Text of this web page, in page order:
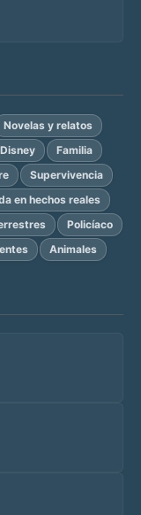
Novelas y relatos
Familia
Supervivencia
en hechos reales
Policíaco
Animales